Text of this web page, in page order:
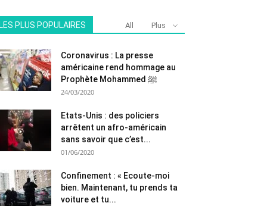
LES PLUS POPULAIRES All Plus
Coronavirus : La presse
américaine rend hommage au
Prophète Mohammed ﷺ
24/03/2020
Etats-Unis : des policiers
arrêtent un afro-américain
sans savoir que c’est...
01/06/2020
Confinement : « Ecoute-moi
bien. Maintenant, tu prends ta
voiture et tu...